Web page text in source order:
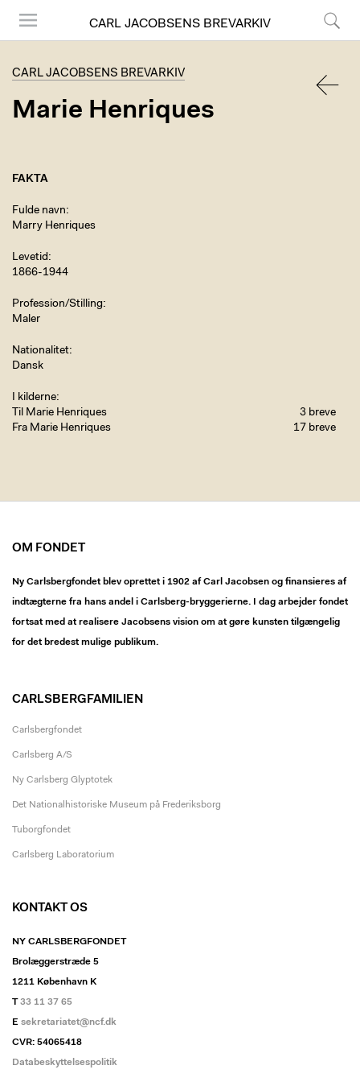
CARL JACOBSENS BREVARKIV
CARL JACOBSENS BREVARKIV
Marie Henriques
FAKTA
Fulde navn
Marry Henriques
Levetid
1866-1944
Profession/Stilling
Maler
Nationalitet
Dansk
I kilderne
Til Marie Henriques
3 breve
Fra Marie Henriques
17 breve
OM FONDET
Ny Carlsbergfondet blev oprettet i 1902 af Carl Jacobsen og finansieres af
indtægterne fra hans andel i Carlsberg-bryggerierne. I dag arbejder fondet
fortsat med at realisere Jacobsens vision om at gøre kunsten tilgængelig
for det bredest mulige publikum.
CARLSBERGFAMILIEN
Carlsbergfondet
Carlsberg A/S
Ny Carlsberg Glyptotek
Det Nationalhistoriske Museum på Frederiksborg
Tuborgfondet
Carlsberg Laboratorium
KONTAKT OS
NY CARLSBERGFONDET
Brolæggerstræde 5
1211 København K
T33 11 37 65
E sekretariatet@ncf.dk
CVR: 54065418
Databeskyttelsespolitik